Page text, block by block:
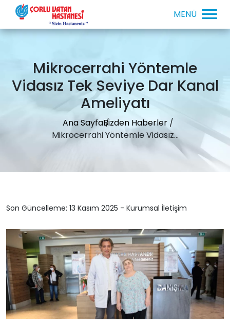
Mikrocerrahi Yöntemle
Vidasız Tek Seviye Dar Kanal
Ameliyatı
Ana SayfaBizden Haberler
Mikrocerrahi Yöntemle Vidasız...
Son Güncelleme: 13 Kasım 2025 - Kurumsal İletişim